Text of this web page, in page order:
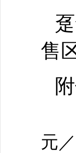
售
元